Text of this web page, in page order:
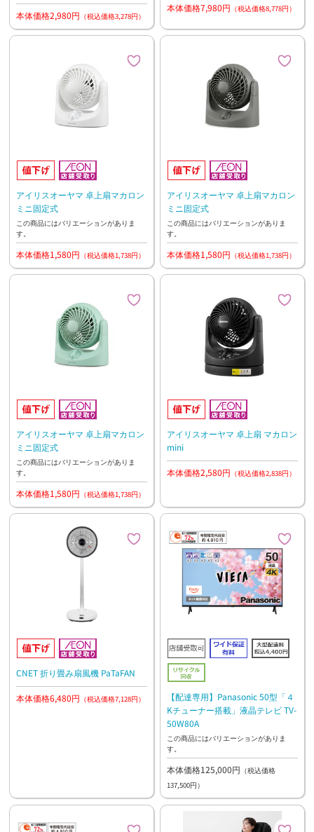
本体価格2,980円 （税込価格3,278円）
本体価格7,980円 （税込価格8,778円）
アイリスオーヤマ 卓上扇マカロン
ミニ固定式
この商品にはバリエーションがありま
す。
本体価格1,580円 （税込価格1,738円）
アイリスオーヤマ 卓上扇マカロン
ミニ固定式
この商品にはバリエーションがありま
す。
本体価格1,580円 （税込価格1,738円）
アイリスオーヤマ 卓上扇マカロン
ミニ固定式
この商品にはバリエーションがありま
す。
本体価格1,580円 （税込価格1,738円）
アイリスオーヤマ 卓上扇 マカロン
mini
本体価格2,580円 （税込価格2,838円）
CNET 折り畳み扇風機 PaTaFAN
本体価格6,480円 （税込価格7,128円）
【配達専用】Panasonic 50型「４
Kチューナー搭載」液晶テレビ TV-
50W80A
この商品にはバリエーションがありま
す。
本体価格125,000円 （税込価格
137,500円）